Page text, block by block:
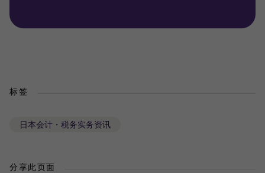
标签
日本会计・税务实务资讯
分享此页面